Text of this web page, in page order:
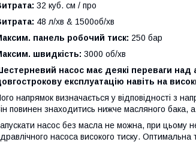
32 куб. см / про
48 л/хв & 1500об/хв
панель робочий тиск: 250 бар
швидкість: 3000 об/хв
насос має деякі переваги
експлуатацію навіть на
напрямок визначається у відповідності з
повинен знаходитись нижче масляного бака,
насос без масла не можна, при цьому
насоса високого тиску.